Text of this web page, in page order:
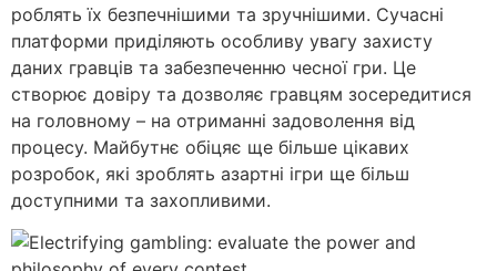
роблять їх безпечнішими та зручнішими. Сучасні
платформи приділяють особливу увагу захисту
даних гравців та забезпеченню чесної гри. Це
створює довіру та дозволяє гравцям зосередитися
на головному – на отриманні задоволення від
процесу. Майбутнє обіцяє ще більше цікавих
розробок, які зроблять азартні ігри ще більш
доступними та захопливими.